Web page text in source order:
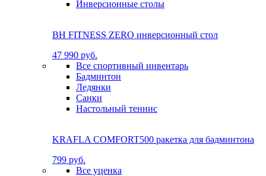
Инверсионные столы
BH FITNESS ZERO инверсионный стол
47 990 руб.
Все спортивный инвентарь
Бадминтон
Ледянки
Санки
Настольный теннис
KRAFLA COMFORT500 ракетка для бадминтона
799 руб.
Все уценка